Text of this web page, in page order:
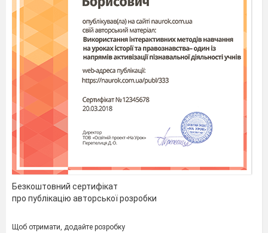
Безкоштовний сертифікат
про публікацію авторської розробки
Щоб отримати, додайте розробку